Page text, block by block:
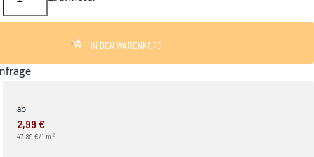
IN DEN WARENKORB
ab
2,99 €
47.89 €/1 m 2